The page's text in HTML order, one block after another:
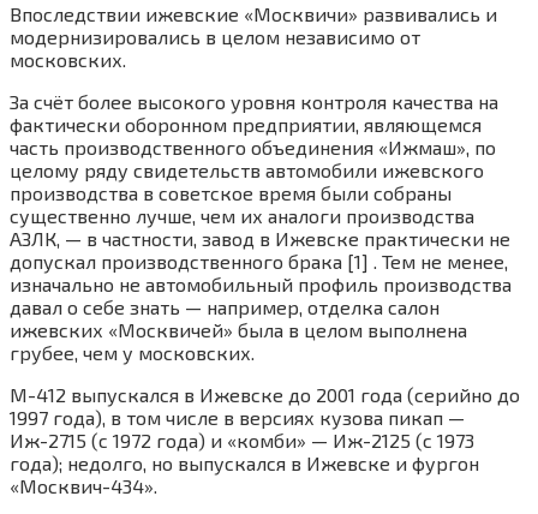
Впоследствии ижевские «Москвичи» развивались и
модернизировались в целом независимо от
московских.
За счёт более высокого уровня контроля качества на
фактически оборонном предприятии, являющемся
часть производственного объединения «Ижмаш», по
целому ряду свидетельств автомобили ижевского
производства в советское время были собраны
существенно лучше, чем их аналоги производства
АЗЛК, — в частности, завод в Ижевске практически не
допускал производственного брака [1] . Тем не менее,
изначально не автомобильный профиль производства
давал о себе знать — например, отделка салон
ижевских «Москвичей» была в целом выполнена
грубее, чем у московских.
М-412 выпускался в Ижевске до 2001 года (серийно до
1997 года), в том числе в версиях кузова пикап —
Иж-2715 (c 1972 года) и «комби» — Иж-2125 (с 1973
года); недолго, но выпускался в Ижевске и фургон
«Москвич-434».